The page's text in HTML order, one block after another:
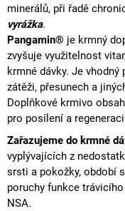
minerálů, při řadě
vyrážka.
Pangamin® je krmný
zvyšuje využitelnost
krmné dávky. Je
zátěži, přesunech a
Doplňkové krmivo
pro posílení a regeneraci
Zařazujeme do krmné
vyplývajících z
srsti a pokožky, období
poruchy funkce
NSA.